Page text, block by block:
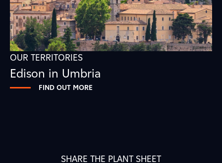
OUR TERRITORIES
Edison in Umbria
FIND OUT MORE
SHARE THE PLANT SHEET